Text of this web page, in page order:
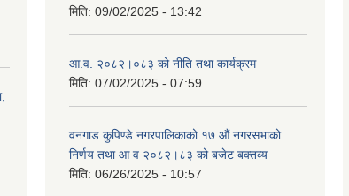
मिति: 09/02/2025 - 13:42
आ.व. २०८२।०८३ को नीति तथा कार्यक्रम
मिति: 07/02/2025 - 07:59
वनगाड कुपिण्डे नगरपालिकाको १७ ‍औं नगरसभाको
निर्णय तथा आ व २०८२।८३ को बजेट बक्तव्य
मिति: 06/26/2025 - 10:57